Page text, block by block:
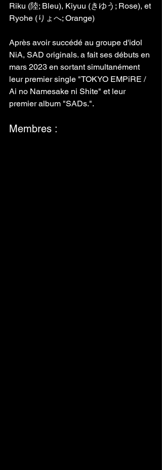
Riku (陸; Bleu), Kiyuu (きゆう; Rose), et
Ryohe (りょへ; Orange)
Après avoir succédé au groupe d'idol
NiA, SAD originals. a fait ses débuts en
mars 2023 en sortant simultanément
leur premier single "TOKYO EMPiRE /
Ai no Namesake ni Shite" et leur
premier album "SADs.".
Membres :